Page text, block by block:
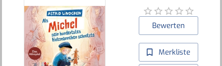
Bewerten
Merkliste